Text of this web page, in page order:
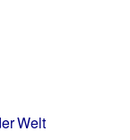
Welt